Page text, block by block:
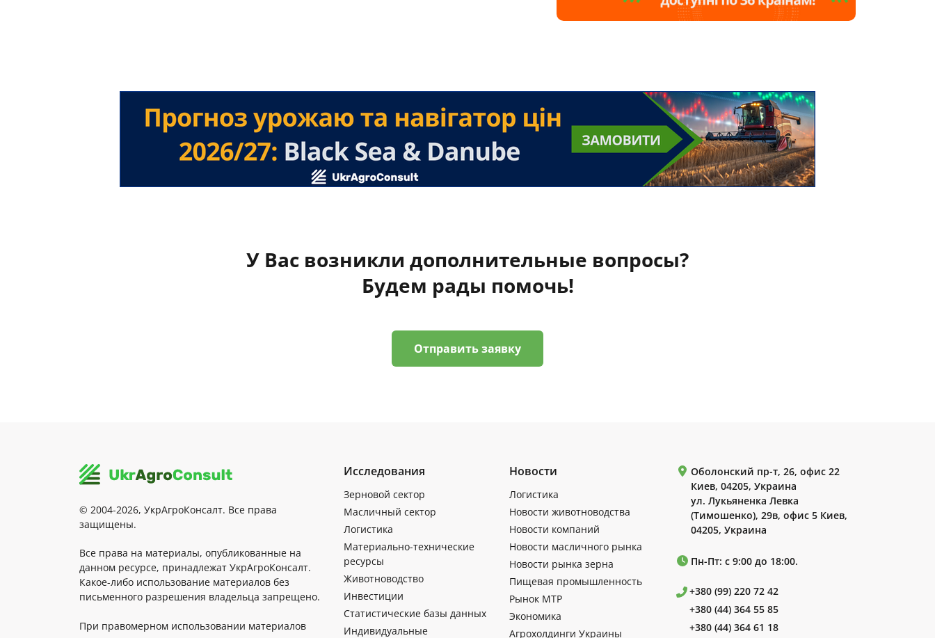
У Вас возникли дополнительные вопросы?
Будем рады помочь!
Отправить заявку
© 2004-2026, УкрАгроКонсалт. Все права
защищены.
Все права на материалы, опубликованные на
данном ресурсе, принадлежат УкрАгроКонсалт.
Какое-либо использование материалов без
письменного разрешения владельца запрещено.
При правомерном использовании материалов
Исследования
Зерновой сектор
Масличный сектор
Логистика
Материально-технические
ресурсы
Животноводство
Инвестиции
Статистические базы данных
Индивидуальные
Новости
Логистика
Новости животноводства
Новости компаний
Новости масличного рынка
Новости рынка зерна
Пищевая промышленность
Рынок МТР
Экономика
Агрохолдинги Украины
Оболонский пр-т, 26, офис 22
Киев, 04205, Украина
ул. Лукьяненка Левка
(Тимошенко), 29в, офис 5 Киев,
04205, Украина
Пн-Пт: с 9:00 до 18:00.
+380 (99) 220 72 42
+380 (44) 364 55 85
+380 (44) 364 61 18